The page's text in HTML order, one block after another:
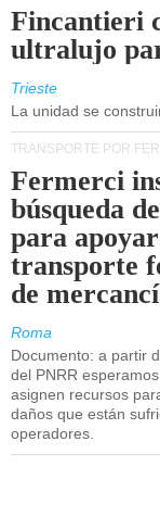
Fincantieri
ultralujo
Trieste
La unidad se
TRANSPORTE POR
Fermerci
búsqueda
para
transporte
de
Roma
Documento: a partir
del PNRR
asignen recursos
daños que están
operadores.